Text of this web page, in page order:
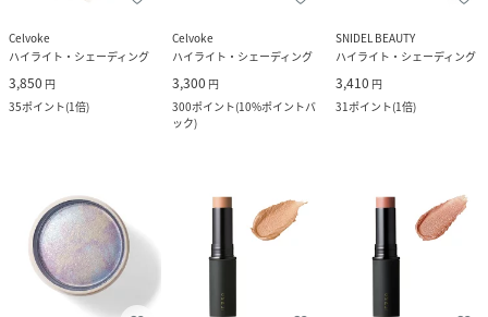
Celvoke
ハイライト・シェーディング
3,850 円
35ポイント(1倍)
Celvoke
ハイライト・シェーディング
3,300 円
300ポイント(10%ポイントバ
ック)
SNIDEL BEAUTY
ハイライト・シェーディング
3,410 円
31ポイント(1倍)